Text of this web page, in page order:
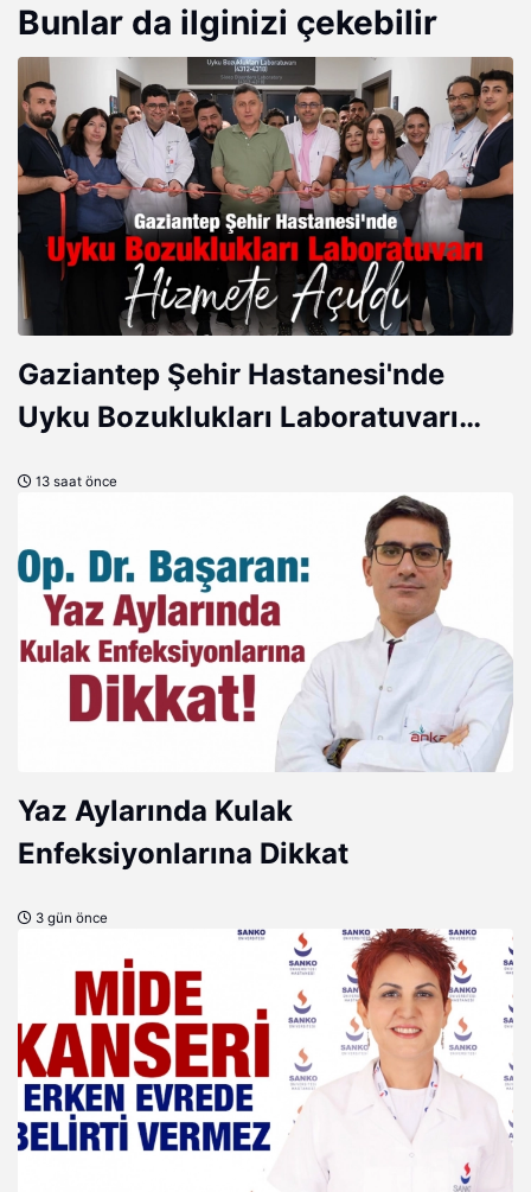
altına alınmış olup olay ile ilgili tahkikat
başlatılmıştır.
Bunlar da ilginizi çekebilir
Gaziantep Şehir Hastanesi'nde
Uyku Bozuklukları Laboratuvarı
13 saat önce
Yaz Aylarında Kulak
Enfeksiyonlarına Dikkat
3 gün önce